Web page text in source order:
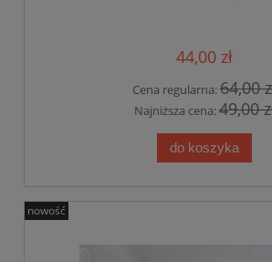
44,00 zł
Cena regularna:64,00
Najniższa cena:49,00
do koszyka
nowość